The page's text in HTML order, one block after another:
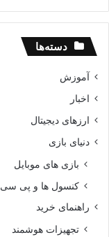
دسته‌ها
آموزش
اخبار
ارزهای دیجیتال
دنیای بازی
بازی های موبایل
کنسول ها و پی سی
راهنمای خرید
تجهیزات هوشمند